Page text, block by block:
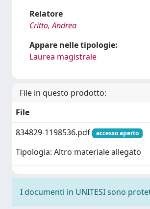
Relatore
Critto, Andrea
Appare nelle tipologie:
Laurea magistrale
File in questo prodotto:
File
834829-1198536.pdf
accesso aperto
Tipologia: Altro materiale allegato
I documenti in UNITESI sono